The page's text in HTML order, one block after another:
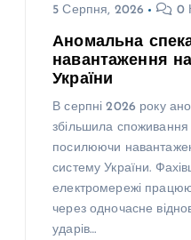
5 Серпня, 2026 0
Аномальна
навантаження
України
В серпні 2026 року
збільшила споживання
посилюючи
систему України.
електромережі
через одночасне
ударів…